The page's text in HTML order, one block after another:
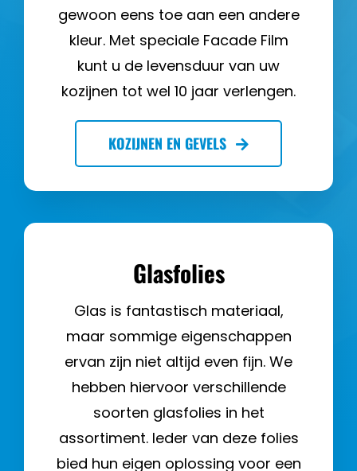
gewoon eens toe aan een andere
kleur. Met speciale Facade Film
kunt u de levensduur van uw
kozijnen tot wel 10 jaar verlengen.
KOZIJNEN EN GEVELS
Glasfolies
Glas is fantastisch materiaal,
maar sommige eigenschappen
ervan zijn niet altijd even fijn. We
hebben hiervoor verschillende
soorten glasfolies in het
assortiment. Ieder van deze folies
bied hun eigen oplossing voor een